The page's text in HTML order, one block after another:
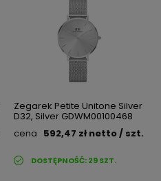
Zegarek Petite Unitone Silver
D32, Silver GDWM00100468
cena 592,47 zł netto/ szt.
DOSTĘPNOŚĆ:29SZT.